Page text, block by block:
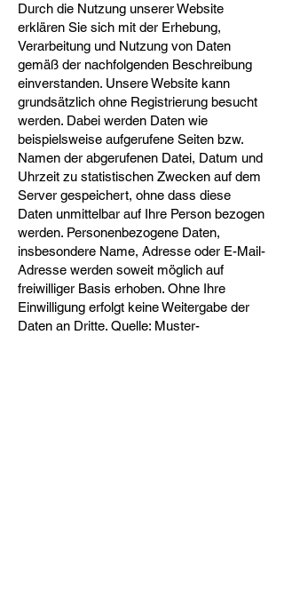
Durch die Nutzung unserer Website
erklären Sie sich mit der Erhebung,
Verarbeitung und Nutzung von Daten
gemäß der nachfolgenden Beschreibung
einverstanden. Unsere Website kann
grundsätzlich ohne Registrierung besucht
werden. Dabei werden Daten wie
beispielsweise aufgerufene Seiten bzw.
Namen der abgerufenen Datei, Datum und
Uhrzeit zu statistischen Zwecken auf dem
Server gespeichert, ohne dass diese
Daten unmittelbar auf Ihre Person bezogen
werden. Personenbezogene Daten,
insbesondere Name, Adresse oder E-Mail-
Adresse werden soweit möglich auf
freiwilliger Basis erhoben. Ohne Ihre
Einwilligung erfolgt keine Weitergabe der
Daten an Dritte. Quelle: Muster-